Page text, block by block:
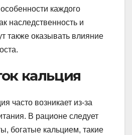
каждого
наследственность и
также оказывать влияние
кальция
часто возникает из-за
В рационе следует
богатые кальцием, такие